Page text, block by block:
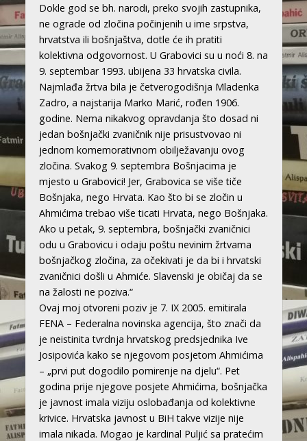
Dokle god se bh. narodi, preko svojih zastupnika,
ne ograde od zločina počinjenih u ime srpstva,
hrvatstva ili bošnjaštva, dotle će ih pratiti
kolektivna odgovornost. U Grabovici su u noći 8. na
9. septembar 1993. ubijena 33 hrvatska civila.
Najmlađa žrtva bila je četverogodišnja Mladenka
Zadro, a najstarija Marko Marić, rođen 1906.
godine. Nema nikakvog opravdanja što dosad ni
jedan bošnjački zvaničnik nije prisustvovao ni
jednom komemorativnom obilježavanju ovog
zločina. Svakog 9. septembra Bošnjacima je
mjesto u Grabovici! Jer, Grabovica se više tiče
Bošnjaka, nego Hrvata. Kao što bi se zločin u
Ahmićima trebao više ticati Hrvata, nego Bošnjaka.
Ako u petak, 9. septembra, bošnjački zvaničnici
odu u Grabovicu i odaju poštu nevinim žrtvama
bošnjačkog zločina, za očekivati je da bi i hrvatski
zvaničnici došli u Ahmiće. Slavenski je običaj da se
na žalosti ne poziva.“
Ovaj moj otvoreni poziv je 7. IX 2005. emitirala
FENA – Federalna novinska agencija, što znači da
je neistinita tvrdnja hrvatskog predsjednika Ive
Josipovića kako se njegovom posjetom Ahmićima
– „prvi put dogodilo pomirenje na djelu“. Pet
godina prije njegove posjete Ahmićima, bošnjačka
je javnost imala viziju oslobađanja od kolektivne
krivice. Hrvatska javnost u BiH takve vizije nije
imala nikada. Mogao je kardinal Puljić sa pratećim